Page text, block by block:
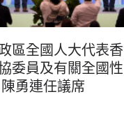
區全國人大代表
委員及有關全國
勇連任議席